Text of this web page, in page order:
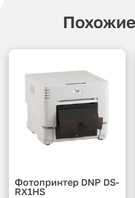
Фотопринтер DNP DS-
RX1HS